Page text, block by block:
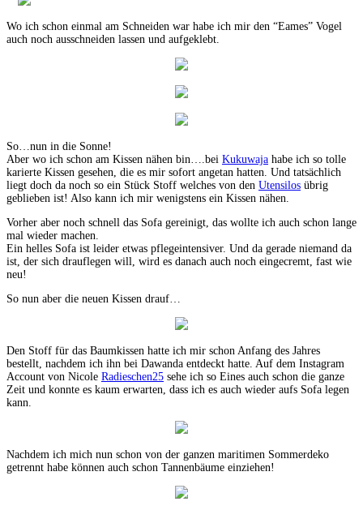
Wo ich schon einmal am Schneiden war habe ich mir den “Eames” Vogel
auch noch ausschneiden lassen und aufgeklebt.
So…nun in die Sonne!
Aber wo ich schon am Kissen nähen bin….bei Kukuwaja habe ich so tolle
karierte Kissen gesehen, die es mir sofort angetan hatten. Und tatsächlich
liegt doch da noch so ein Stück Stoff welches von den Utensilos übrig
geblieben ist! Also kann ich mir wenigstens ein Kissen nähen.
Vorher aber noch schnell das Sofa gereinigt, das wollte ich auch schon lange
mal wieder machen.
Ein helles Sofa ist leider etwas pflegeintensiver. Und da gerade niemand da
ist, der sich drauflegen will, wird es danach auch noch eingecremt, fast wie
neu!
So nun aber die neuen Kissen drauf…
Den Stoff für das Baumkissen hatte ich mir schon Anfang des Jahres
bestellt, nachdem ich ihn bei Dawanda entdeckt hatte. Auf dem Instagram
Account von Nicole Radieschen25 sehe ich so Eines auch schon die ganze
Zeit und konnte es kaum erwarten, dass ich es auch wieder aufs Sofa legen
kann.
Nachdem ich mich nun schon von der ganzen maritimen Sommerdeko
getrennt habe können auch schon Tannenbäume einziehen!